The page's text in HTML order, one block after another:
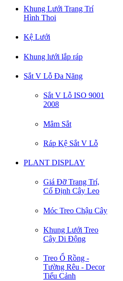
Khung Lưới Trang Trí
Hình Thoi
Kệ Lưới
Khung lưới lắp ráp
Sắt V Lỗ Đa Năng
Sắt V Lỗ ISO 9001
2008
Mâm Sắt
Ráp Kệ Sắt V Lỗ
PLANT DISPLAY
Giá Đỡ Trang Trí,
Cố Định Cây Leo
Móc Treo Chậu Cây
Khung Lưới Treo
Cây Di Động
Treo Ổ Rồng -
Tường Rêu - Decor
Tiểu Cảnh